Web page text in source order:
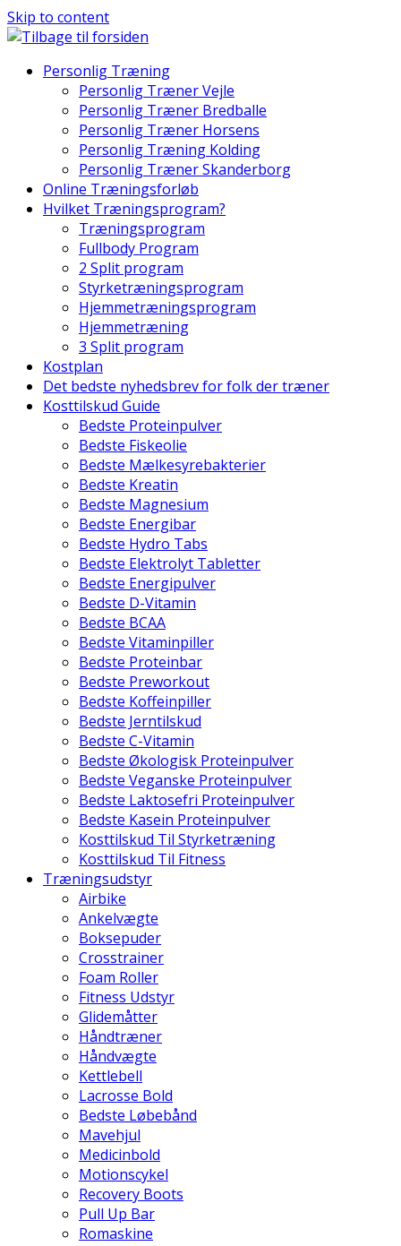
Skip to content
Personlig Træning
Personlig Træner Vejle
Personlig Træner Bredballe
Personlig Træner Horsens
Personlig Træning Kolding
Personlig Træner Skanderborg
Online Træningsforløb
Hvilket Træningsprogram?
Træningsprogram
Fullbody Program
2 Split program
Styrketræningsprogram
Hjemmetræningsprogram
Hjemmetræning
3 Split program
Kostplan
Det bedste nyhedsbrev for folk der træner
Kosttilskud Guide
Bedste Proteinpulver
Bedste Fiskeolie
Bedste Mælkesyrebakterier
Bedste Kreatin
Bedste Magnesium
Bedste Energibar
Bedste Hydro Tabs
Bedste Elektrolyt Tabletter
Bedste Energipulver
Bedste D-Vitamin
Bedste BCAA
Bedste Vitaminpiller
Bedste Proteinbar
Bedste Preworkout
Bedste Koffeinpiller
Bedste Jerntilskud
Bedste C-Vitamin
Bedste Økologisk Proteinpulver
Bedste Veganske Proteinpulver
Bedste Laktosefri Proteinpulver
Bedste Kasein Proteinpulver
Kosttilskud Til Styrketræning
Kosttilskud Til Fitness
Træningsudstyr
Airbike
Ankelvægte
Boksepuder
Crosstrainer
Foam Roller
Fitness Udstyr
Glidemåtter
Håndtræner
Håndvægte
Kettlebell
Lacrosse Bold
Bedste Løbebånd
Mavehjul
Medicinbold
Motionscykel
Recovery Boots
Pull Up Bar
Romaskine